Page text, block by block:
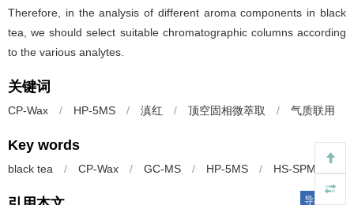
Therefore, in the analysis of different aroma components in black
tea, we should select suitable chromatographic columns according
to the various analytes.
关键词
CP-Wax / HP-5MS / 滇红 / 顶空固相微萃取 / 气质联用
Key words
black tea / CP-Wax / GC-MS / HP-5MS / HS-SPME
导出引用